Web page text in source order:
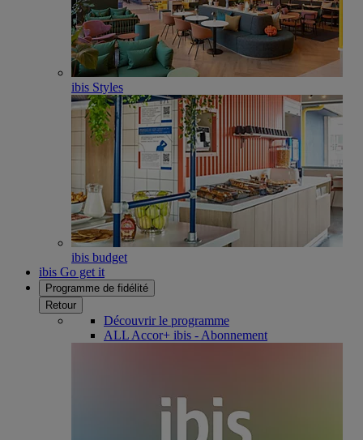
ibis Styles
ibis budget
ibis Go get it
Programme de fidélité
Retour
Découvrir le programme
ALL Accor+ ibis - Abonnement